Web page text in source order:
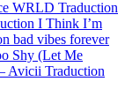
WRLD Traduction
I Think I’m
bad vibes forever
Shy (Let Me
Avicii Traduction